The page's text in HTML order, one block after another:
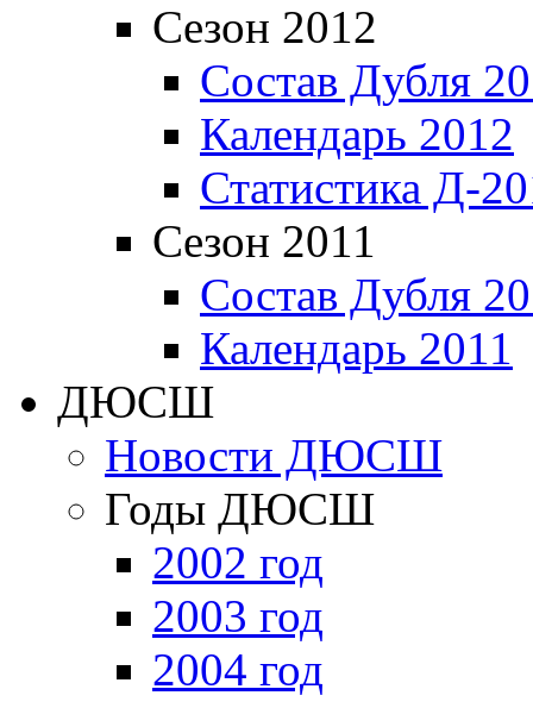
Сезон 2012
Состав Дубля
Календарь 2012
Статистика Д-
Сезон 2011
Состав Дубля
Календарь 2011
ДЮСШ
Новости ДЮСШ
Годы ДЮСШ
2002 год
2003 год
2004 год